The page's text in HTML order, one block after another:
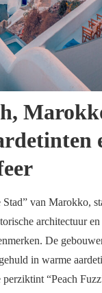
van Marokko,
architectuur
De
in warme
perziktint “Peach